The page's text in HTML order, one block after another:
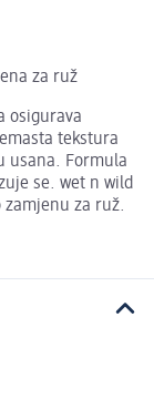
za ruž
osigurava
tekstura
usana. Formula
se. wet n wild
za ruž.